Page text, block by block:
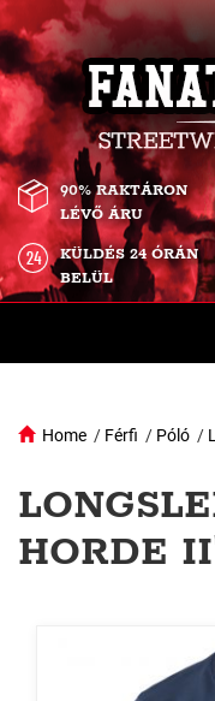
90% RAKTÁRON
LÉVŐ ÁRU
KÜLDÉS 24 ÓRÁN
BELÜL
Home / Férfi / Póló /
HORDE